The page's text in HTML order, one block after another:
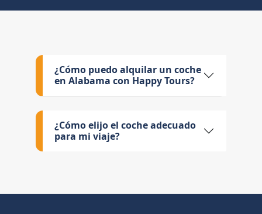
¿Cómo puedo alquilar un coche
en Alabama con Happy Tours?
¿Cómo elijo el coche adecuado
para mi viaje?